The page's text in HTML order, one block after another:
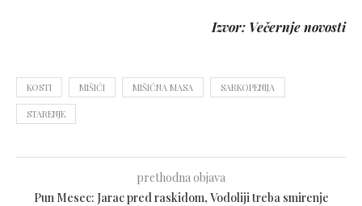
Izvor: Večernje novosti
KOSTI MIŠIĆI MIŠIĆNA MASA SARKOPENIJA
STARENJE
prethodna objava
Pun Mesec: Jarac pred raskidom, Vodoliji treba smirenje